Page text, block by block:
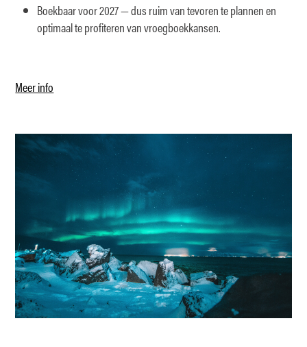
Boekbaar voor 2027 — dus ruim van tevoren te plannen en
optimaal te profiteren van vroegboekkansen.
Meer info